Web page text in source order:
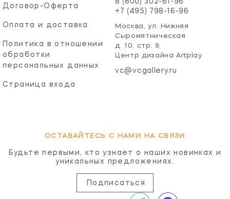
Договор-Оферта
Оплата и доставка
Политика в отношении
обработки
персональных данных
Страница входа
+7 (495) 798-16-96
Москва, ул. Нижняя
Сыромятническая
д. 10, стр. 9,
Центр дизайна Artplay
vc@vcgallery.ru
ОСТАВАЙТЕСЬ С НАМИ НА СВЯЗИ
Будьте первыми, кто узнает о наших новинках и
уникальных предложениях.
Подписаться